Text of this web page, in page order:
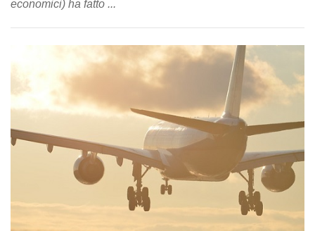
economici) ha fatto ...